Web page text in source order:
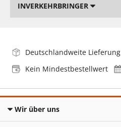
INVERKEHRBRINGER
Deutschlandweite Lieferung
Kein Mindestbestellwert
Wir über uns